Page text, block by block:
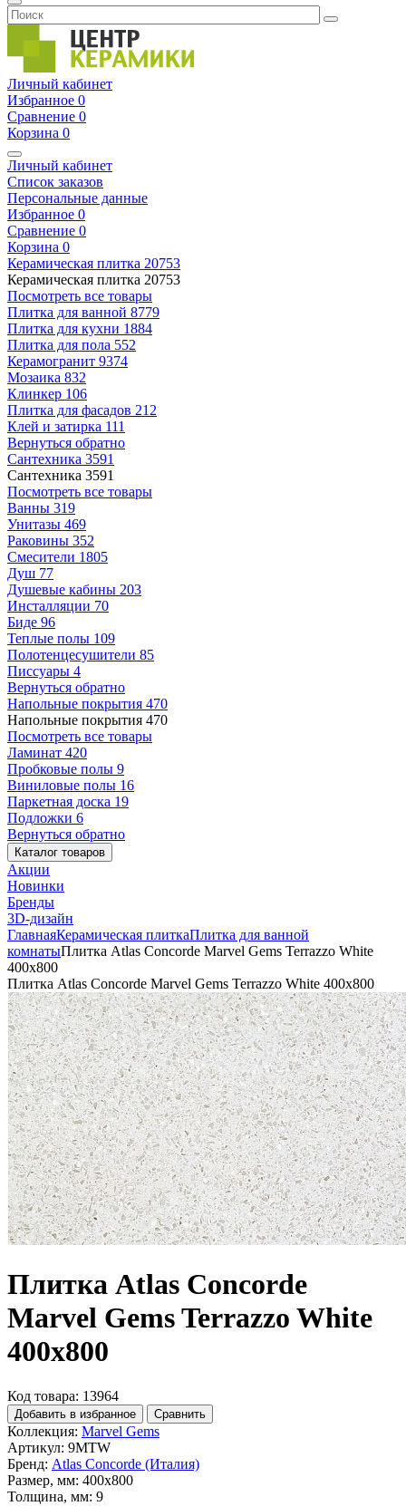
Личный кабинет
Избранное 0
Сравнение 0
Корзина 0
Личный кабинет
Список заказов
Персональные данные
Избранное 0
Сравнение 0
Корзина 0
Керамическая плитка 20753
Керамическая плитка 20753
Посмотреть все товары
Плитка для ванной 8779
Плитка для кухни 1884
Плитка для пола 552
Керамогранит 9374
Мозаика 832
Клинкер 106
Плитка для фасадов 212
Клей и затирка 111
Вернуться обратно
Сантехника 3591
Сантехника 3591
Посмотреть все товары
Ванны 319
Унитазы 469
Раковины 352
Смесители 1805
Душ 77
Душевые кабины 203
Инсталляции 70
Биде 96
Теплые полы 109
Полотенцесушители 85
Писсуары 4
Вернуться обратно
Напольные покрытия 470
Напольные покрытия 470
Посмотреть все товары
Ламинат 420
Пробковые полы 9
Виниловые полы 16
Паркетная доска 19
Подложки 6
Вернуться обратно
Каталог товаров
Акции
Новинки
Бренды
3D-дизайн
ГлавнаяКерамическая плиткаПлитка для ванной
комнатыПлитка Atlas Concorde Marvel Gems Terrazzo White
400х800
Плитка Atlas Concorde Marvel Gems Terrazzo White 400х800
Плитка Atlas Concorde
Marvel Gems Terrazzo White
400х800
Код товара: 13964
Добавить в избранное Сравнить
Коллекция: Marvel Gems
Артикул: 9MTW
Бренд: Atlas Concorde (Италия)
Размер, мм: 400x800
Толщина, мм: 9